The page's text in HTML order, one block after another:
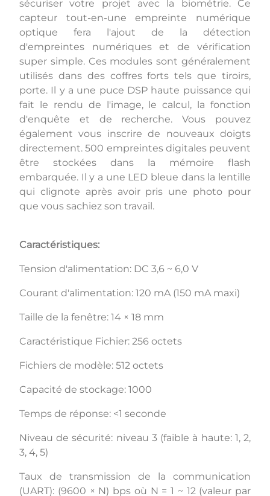
sécuriser votre projet avec la biométrie. Ce
capteur tout-en-une empreinte numérique
optique fera l'ajout de la détection
d'empreintes numériques et de vérification
super simple. Ces modules sont généralement
utilisés dans des coffres forts tels que tiroirs,
porte. Il y a une puce DSP haute puissance qui
fait le rendu de l'image, le calcul, la fonction
d'enquête et de recherche. Vous pouvez
également vous inscrire de nouveaux doigts
directement. 500 empreintes digitales peuvent
être stockées dans la mémoire flash
embarquée. Il y a une LED bleue dans la lentille
qui clignote après avoir pris une photo pour
que vous sachiez son travail.
Caractéristiques:
Tension d'alimentation: DC 3,6 ~ 6,0 V
Courant d'alimentation: 120 mA (150 mA maxi)
Taille de la fenêtre: 14 × 18 mm
Caractéristique Fichier: 256 octets
Fichiers de modèle: 512 octets
Capacité de stockage: 1000
Temps de réponse: <1 seconde
Niveau de sécurité: niveau 3 (faible à haute: 1, 2,
3, 4, 5)
Taux de transmission de la communication
(UART): (9600 × N) bps où N = 1 ~ 12 (valeur par